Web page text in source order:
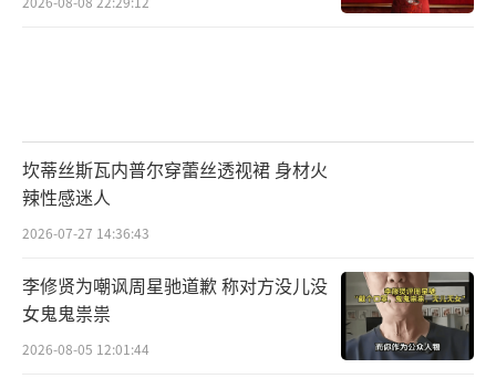
坎蒂丝斯瓦内普尔穿蕾丝透视裙 身材火
辣性感迷人
2026-07-27 14:36:43
李修贤为嘲讽周星驰道歉 称对方没儿没
女鬼鬼祟祟
2026-08-05 12:01:44